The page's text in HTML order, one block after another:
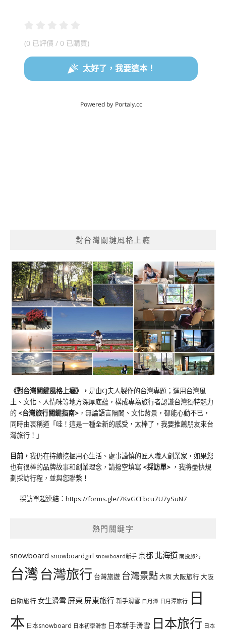
對台灣關鍵風格上癮
《對台灣關鍵風格上癮》 ， 是由CJ夫人製作的台灣專題；運用台灣風
土、文化、人情味等地方深厚底蘊，構成專為旅行者認識台灣獨特魅力
的 <台灣旅行關鍵指南> ，無論語言隔閡、文化背景，都能心動不已，
同時由衷稱道「哇！這是一種全新的感受，太棒了，我要推薦朋友來台
灣旅行！」
目前， 我仍在持續挖掘用心生活、處事謹慎的匠人職人創業家，如果您
也有很棒的品牌故事和創業理念，請撥空填寫 <採訪單> ，我將盡快規
劃採訪行程，並與您聯繫！
採訪單超連結： https://forms.gle/7KvGCEbcu7U7ySuN7
熱門關鍵字
snowboard snowboardgirl snowboard新手 京都 北海道 南投旅行
台灣台灣旅行 台灣旅遊 台灣景點大阪大阪旅行大阪
自助旅行 女生滑雪 屏東 屏東旅行新手滑雪 日月潭 日月潭旅行 日
本 日本snowboard 日本初學滑雪 日本新手滑雪 日本旅行 日本